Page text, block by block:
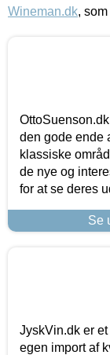
Wineman.dk,
den gode ende
klassiske
de nye og
for at se deres
Se
JyskVin.dk er
egen import af